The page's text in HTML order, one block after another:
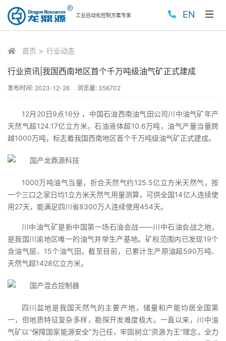
工业自动化控制方案专家 EN
首页 行业动态
行业资讯|我国西南地区首个千万吨级油气矿正式建成
发布时间: 2023-12-26 浏览量: 356702
12月20日9点16分 ，中国石油西南油气田公司川中油气矿年产
天然气超124.17亿立方米，石油液体超10.6万吨，油气产量当量跨
越1000万吨，标志着我国西南地区首个千万吨级油气矿正式建成。
1000万吨油气当量，折合天然气约125.5亿立方米天然气，按
一个三口之家日均1立方米天然气用量测算，可供全国14亿人连续使
用27天，能满足四川省8300万人连续使用454天。
川中油气矿是新中国第一场石油会战——川中石油会战之地，
是我国川渝地区唯一的油气并举生产基地。矿权范围内已发现19个
含油气层、15个油气田，截至目前，已累计生产原油超590万吨、
天然气超1428亿立方米。
四川盆地是我国天然气的主要产地，储量和产能均居全国第
一，但地质特征复杂多样，勘探开发难度极大。一直以来，川中油
气矿以“保障国家能源安全”为己任，牢固树立“资源为王”理念，全力